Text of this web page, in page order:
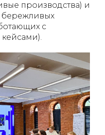
производства) и
бережливых
с